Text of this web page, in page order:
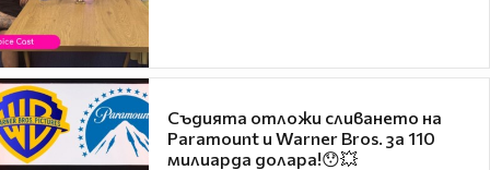
Съдията отложи сливането на
Paramount и Warner Bros. за 110
милиарда долара!😯💥